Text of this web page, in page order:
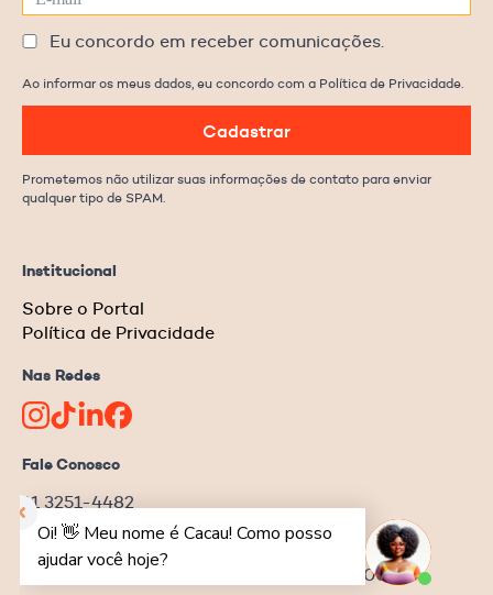
Institucional
Sobre o Portal
Política de Privacidade
Nas Redes
Fale Conosco
11 3251-4482
redacao@ongnews.com.br
Rua Manoel da Nóbrega, 354 – cj.32
Bela Vista | São Paulo–SP | CEP 04001-001
Eu concordo em receber comunicações.
Ao informar os meus dados, eu concordo com a Política de Privacidade.
Cadastrar
Prometemos não utilizar suas informações de contato para enviar
qualquer tipo de SPAM.